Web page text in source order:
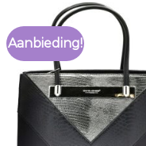
Aanbieding!